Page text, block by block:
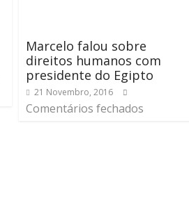
Marcelo falou sobre
direitos humanos com
presidente do Egipto
21 Novembro, 2016
Comentários fechados